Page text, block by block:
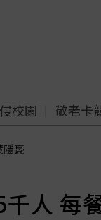
校園 敬老卡
隱憂
千人 每